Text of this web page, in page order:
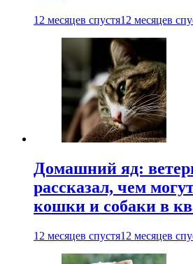
12 месяцев спустя12 месяцев
Домашний яд:
рассказал, чем
кошки и собаки в
12 месяцев спустя12 месяцев